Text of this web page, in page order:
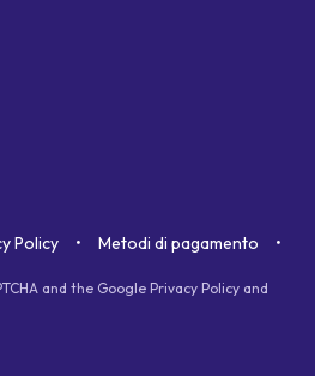
Policy Metodi di pagamento
and the Google Privacy Policy and